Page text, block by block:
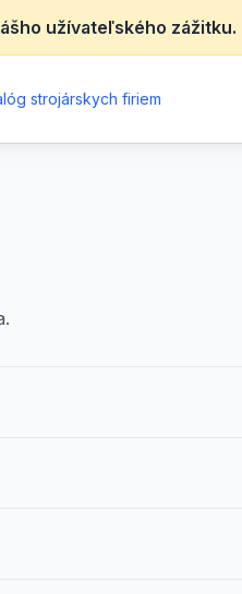
užívateľského zážitku.
strojárskych firiem